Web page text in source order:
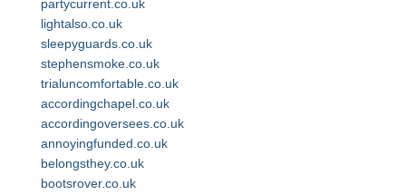
partycurrent.co.uk
lightalso.co.uk
sleepyguards.co.uk
stephensmoke.co.uk
trialuncomfortable.co.uk
accordingchapel.co.uk
accordingoversees.co.uk
annoyingfunded.co.uk
belongsthey.co.uk
bootsrover.co.uk